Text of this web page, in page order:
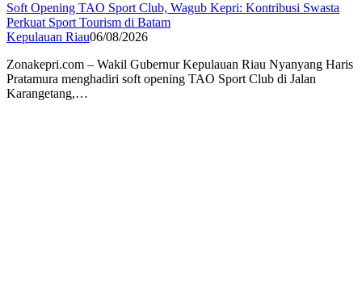
Soft Opening TAO Sport Club, Wagub Kepri: Kontribusi Swasta
Perkuat Sport Tourism di Batam
Kepulauan Riau06/08/2026
Zonakepri.com – Wakil Gubernur Kepulauan Riau Nyanyang Haris
Pratamura menghadiri soft opening TAO Sport Club di Jalan
Karangetang,…